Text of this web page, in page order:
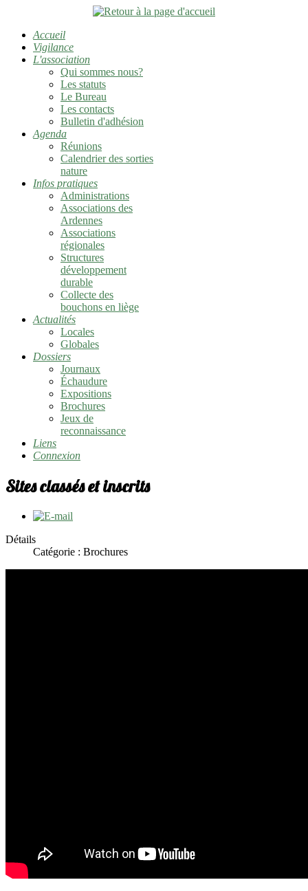
Accueil
Vigilance
L'association
Qui sommes nous?
Les statuts
Le Bureau
Les contacts
Bulletin d'adhésion
Agenda
Réunions
Calendrier des sorties
nature
Infos pratiques
Administrations
Associations des
Ardennes
Associations
régionales
Structures
développement
durable
Collecte des
bouchons en liège
Actualités
Locales
Globales
Dossiers
Journaux
Échaudure
Expositions
Brochures
Jeux de
reconnaissance
Liens
Connexion
Sites classés et inscrits
Détails
Catégorie : Brochures